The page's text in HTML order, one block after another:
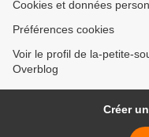
Cookies et données
Préférences cookies
Voir le profil de la-petite-
Overblog
Créer